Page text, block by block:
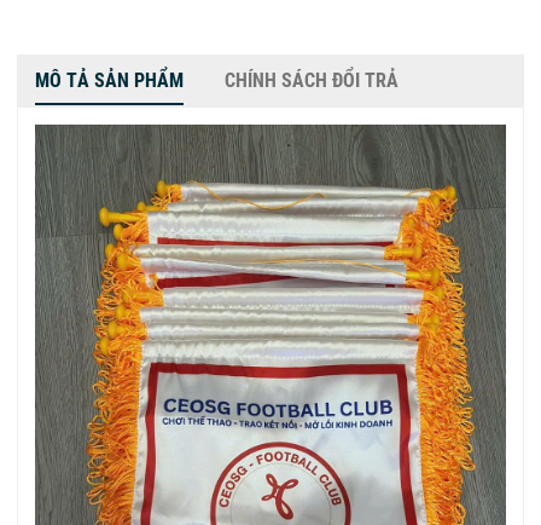
MÔ TẢ SẢN PHẨM CHÍNH SÁCH ĐỔI TRẢ